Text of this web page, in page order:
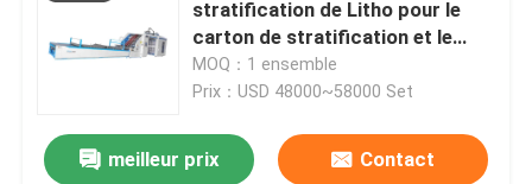
stratification de Litho pour le
carton de stratification et le
papier ondulé
MOQ：1 ensemble
Prix：USD 48000~58000 Set
meilleur prix Contact